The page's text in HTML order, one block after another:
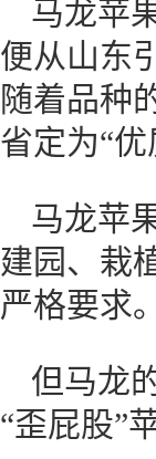
马龙苹
便从山东
随着品种
省定为“
马龙苹
建园、栽
严格要求。
但马龙
“歪屁股”